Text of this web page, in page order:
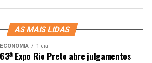
AS MAIS LIDAS
ECONOMIA 1 dia
63ª Expo Rio Preto abre julgamentos